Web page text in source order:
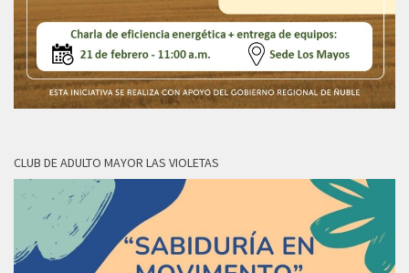
CLUB DE ADULTO MAYOR LAS VIOLETAS